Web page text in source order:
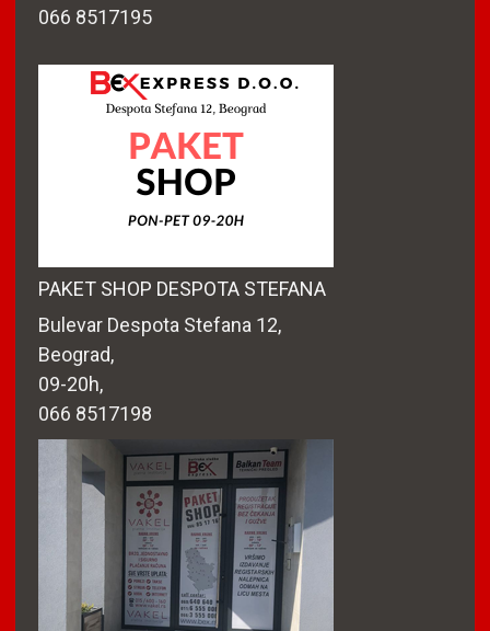
066 8517195
PAKET SHOP DESPOTA STEFANA
Bulevar Despota Stefana 12,
Beograd,
09-20h,
066 8517198